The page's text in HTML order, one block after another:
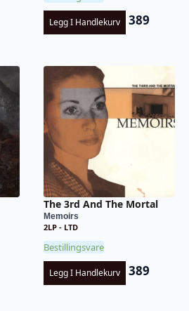
Legg I Handlekurv 389
The 3rd And The Mortal
Memoirs
2LP - LTD
Bestillingsvare
Legg I Handlekurv 389